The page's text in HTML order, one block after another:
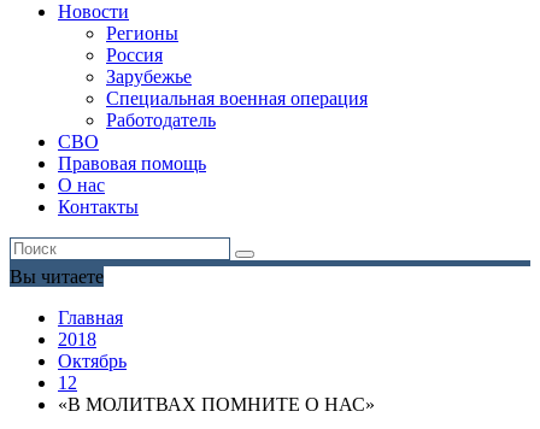
Новости
Регионы
Россия
Зарубежье
Специальная военная операция
Работодатель
СВО
Правовая помощь
О нас
Контакты
Вы читаете
Главная
2018
Октябрь
12
«В МОЛИТВАХ ПОМНИТЕ О НАС»